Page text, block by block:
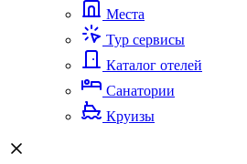
Места
Тур сервисы
Каталог отелей
Санатории
Круизы